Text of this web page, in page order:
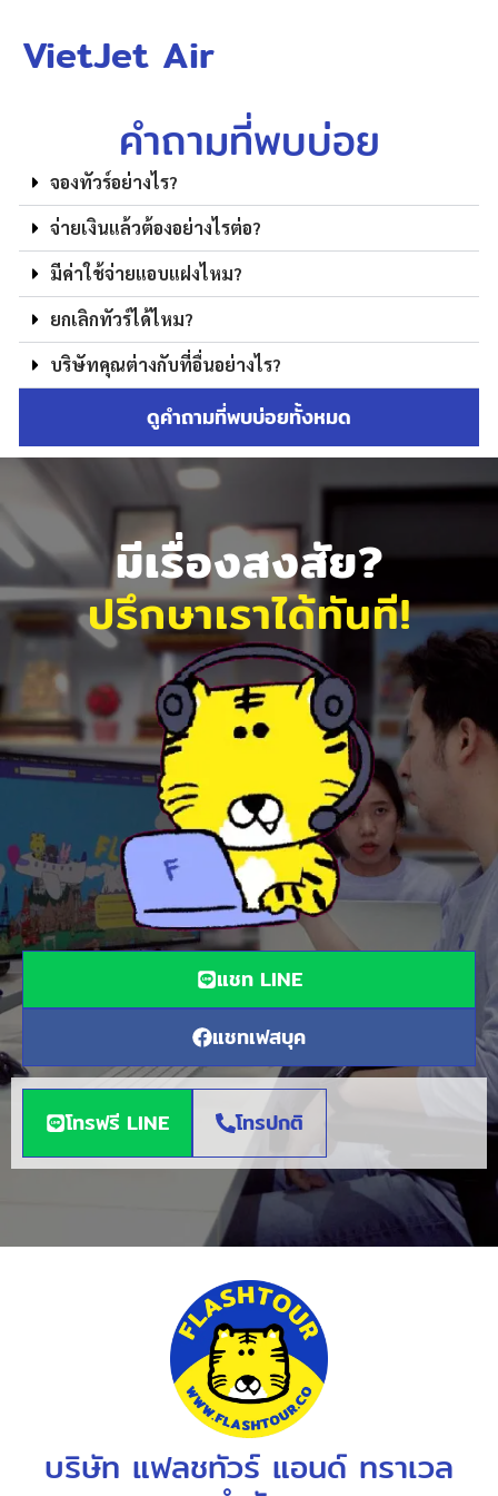
VietJet Air
คำถามที่พบบ่อย
จองทัวร์อย่างไร?
จ่ายเงินแล้วต้องอย่างไรต่อ?
มีค่าใช้จ่ายแอบแฝงไหม?
ยกเลิกทัวร์ได้ไหม?
บริษัทคุณต่างกับที่อื่นอย่างไร?
ดูคำถามที่พบบ่อยทั้งหมด
มีเรื่องสงสัย?
ปรึกษาเราได้ทันที!
แชท LINE
แชทเฟสบุค
โทรฟรี LINE โทรปกติ
บริษัท แฟลชทัวร์ แอนด์ ทราเวล